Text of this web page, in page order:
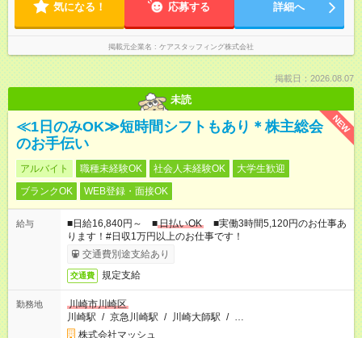
気になる！ 応募する 詳細へ
掲載元企業名 ケアスタッフィング株式会社
掲載日：2026.08.07
未読
NEW
≪1日のみOK≫短時間シフトもあり＊株主総会
のお手伝い
アルバイト 職種未経験OK 社会人未経験OK
大学生歓迎
ブランクOK
WEB登録・面接OK
給与 ■日給16,840円～ ■日払いOK
■実働3時間5,120円のお仕事あ
ります！#日収1万円以上のお仕事です！
交通費別途支給あり
交通費 規定支給
勤務地
川崎市川崎区
川崎駅 / 京急川崎駅 / 川崎大師駅 / …
株式会社マッシュ